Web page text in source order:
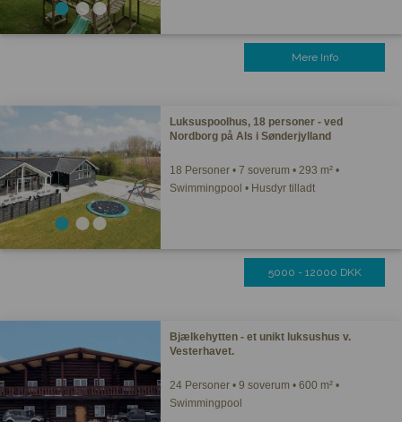
Mere Info
Luksuspoolhus, 18 personer - ved
Nordborg på Als i Sønderjylland
18 Personer • 7 soverum • 293 m² •
Swimmingpool • Husdyr tilladt
5000 - 12000 DKK
Bjælkehytten - et unikt luksushus v.
Vesterhavet.
24 Personer • 9 soverum • 600 m² •
Swimmingpool